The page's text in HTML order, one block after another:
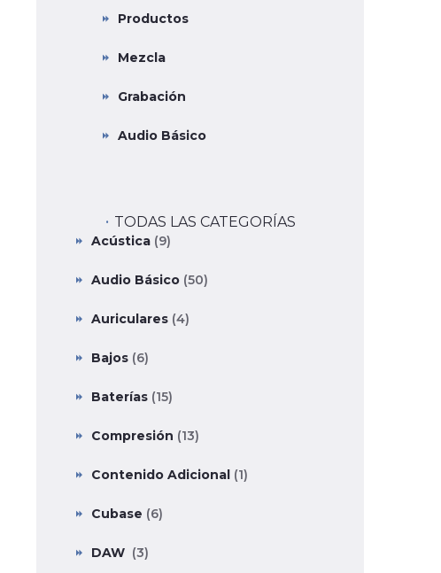
Productos
Mezcla
Grabación
Audio Básico
TODAS LAS CATEGORÍAS
Acústica (9)
Audio Básico (50)
Auriculares (4)
Bajos (6)
Baterías (15)
Compresión (13)
Contenido Adicional (1)
Cubase (6)
DAW (3)